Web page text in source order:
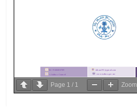
Page 1 / 1 Zoom